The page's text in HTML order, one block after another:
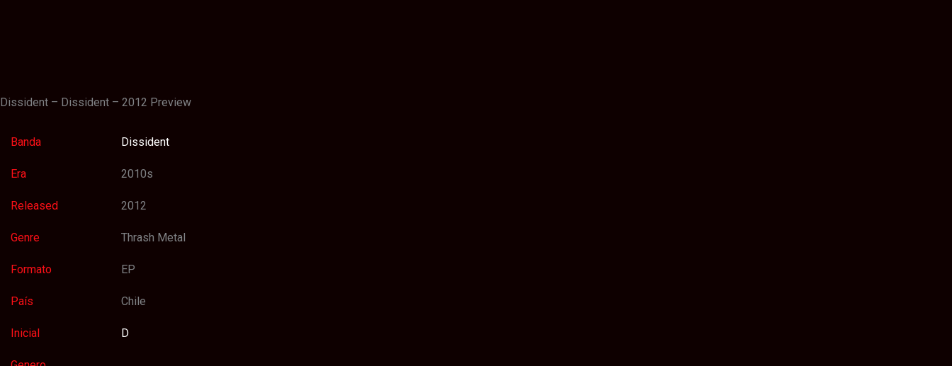
Dissident – Dissident – 2012 Preview
Banda Dissident
Era 2010s
Released 2012
Genre Thrash Metal
Formato EP
País Chile
Inicial D